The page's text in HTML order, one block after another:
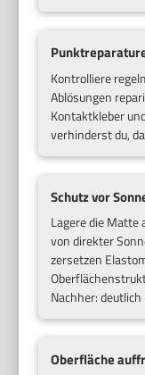
Kontrolliere
Ablösungen
Kontaktkleber
verhinderst du,
Schutz vor
Lagere die Matte
von direkter
zersetzen
Nachher:
Oberfläche